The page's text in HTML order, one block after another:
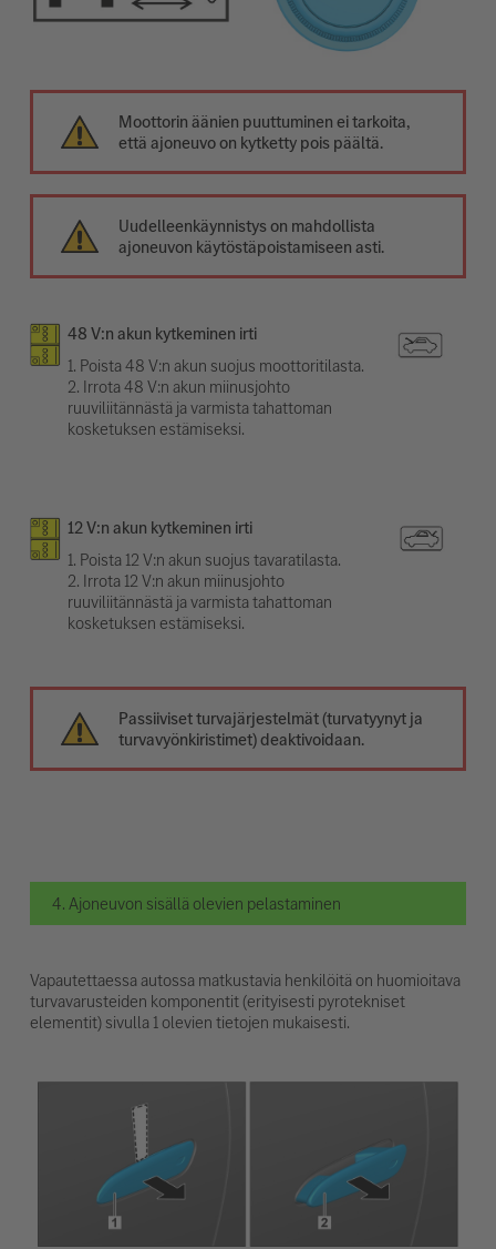
Moottorin äänien puuttuminen ei tarkoita,
että ajoneuvo on kytketty pois päältä.
Uudelleenkäynnistys on mahdollista
ajoneuvon käytöstäpoistamiseen asti.
48 V:n akun kytkeminen irti
1. Poista 48 V:n akun suojus moottoritilasta.
2. Irrota 48 V:n akun miinusjohto
ruuviliitännästä ja varmista tahattoman
kosketuksen estämiseksi.
12 V:n akun kytkeminen irti
1. Poista 12 V:n akun suojus tavaratilasta.
2. Irrota 12 V:n akun miinusjohto
ruuviliitännästä ja varmista tahattoman
kosketuksen estämiseksi.
Passiiviset turvajärjestelmät (turvatyynyt ja
turvavyönkiristimet) deaktivoidaan.
4. Ajoneuvon sisällä olevien pelastaminen
Vapautettaessa autossa matkustavia henkilöitä on huomioitava
turvavarusteiden komponentit (erityisesti pyrotekniset
elementit) sivulla 1 olevien tietojen mukaisesti.